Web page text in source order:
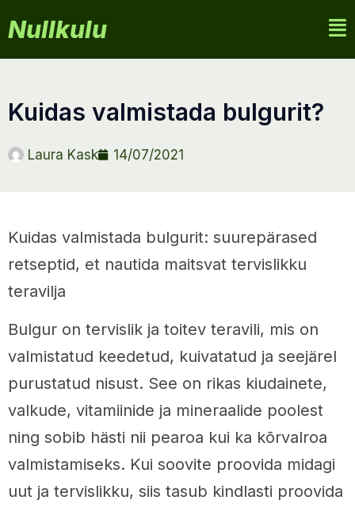
Nullkulu
kuidas valmistada bulgurit?
Laura Kask 14/07/2021
Kuidas valmistada bulgurit: suurepärased
retseptid, et nautida maitsvat tervislikku
teravilja
Bulgur on tervislik ja toitev teravili, mis on
valmistatud keedetud, kuivatatud ja seejärel
purustatud nisust. See on rikas kiudainete,
valkude, vitamiinide ja mineraalide poolest
ning sobib hästi nii pearoa kui ka kõrvalroa
valmistamiseks. Kui soovite proovida midagi
uut ja tervislikku, siis tasub kindlasti proovida